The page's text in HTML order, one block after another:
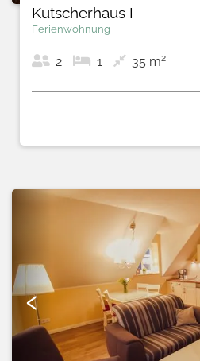
Kutscherhaus I
Ferienwohnung
2 1 35 m2
‹